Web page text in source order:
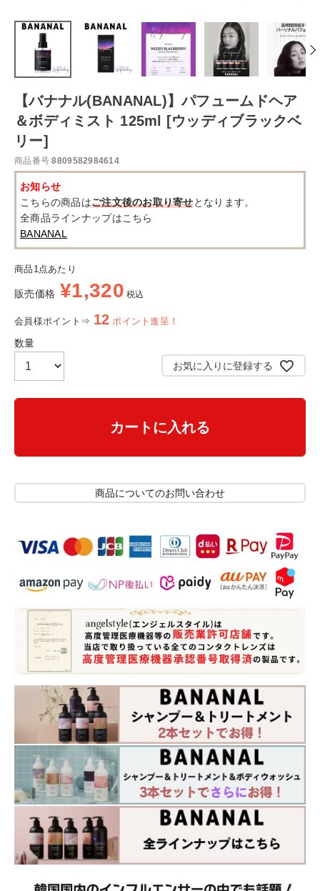
【バナナル(BANANAL)】パフュームドヘア
＆ボディミスト 125ml [ウッディブラックベ
リー]
商品番号 8809582984614
お知らせ
こちらの商品はご注文後のお取り寄せとなります。
全商品ラインナップはこちら
BANANAL
商品1点あたり
販売価格 ¥1,320 税込
会員様ポイント⇒ 12 ポイント進呈！
お気に入りに登録する
カートに入れる
商品についてのお問い合わせ